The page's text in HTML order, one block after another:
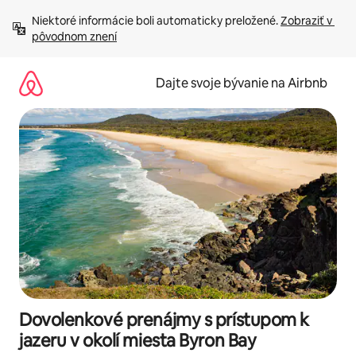
obsah.
Niektoré informácie boli automaticky preložené. Zobraziť v
pôvodnom znení
Dajte svoje bývanie na Airbnb
Dovolenkové prenájmy s prístupom k
jazeru v okolí miesta Byron Bay